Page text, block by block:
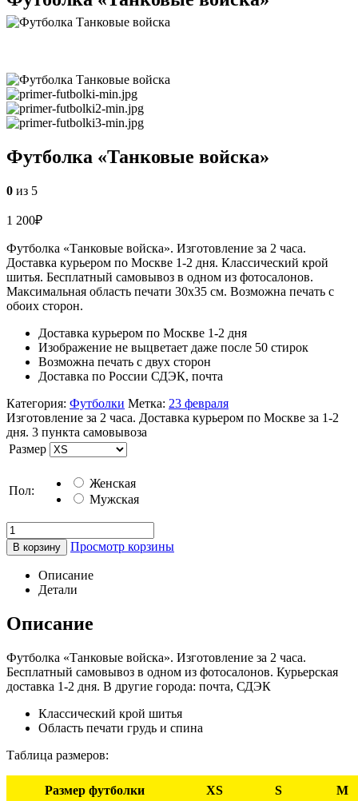
Футболка «Танковые войска»
0 из 5
1 200₽
Футболка «Танковые войска». Изготовление за 2 часа.
Доставка курьером по Москве 1-2 дня. Классический крой
шитья. Бесплатный самовывоз в одном из фотосалонов.
Максимальная область печати 30х35 см. Возможна печать с
обоих сторон.
Доставка курьером по Москве 1-2 дня
Изображение не выцветает даже после 50 стирок
Возможна печать с двух сторон
Доставка по России СДЭК, почта
Категория: Футболки Метка: 23 февраля
Изготовление за 2 часа. Доставка курьером по Москве за 1-2
дня. 3 пункта самовывоза
Размер
Пол:
Женская
Мужская
В корзину Просмотр корзины
Описание
Детали
Описание
Футболка «Танковые войска». Изготовление за 2 часа.
Бесплатный самовывоз в одном из фотосалонов. Курьерская
доставка 1-2 дня. В другие города: почта, СДЭК
Классический крой шитья
Область печати грудь и спина
Таблица размеров:
Размер футболки XS S M